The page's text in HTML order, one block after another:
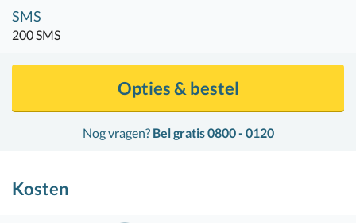
SMS
200 SMS
Nog vragen? Bel gratis 0800 - 0120
Opties & bestel
Kosten